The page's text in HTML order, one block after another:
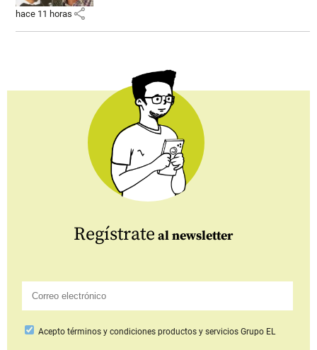
hace 11 horas share
Regístrate al newsletter
Aceptotérminos y condiciones productos y serviciosGrupo EL